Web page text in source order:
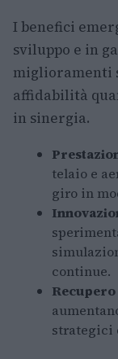
I benefici
sviluppo e in
miglioramenti
affidabilità
in sinergia.
telaio e
giro in
continue.
strategici